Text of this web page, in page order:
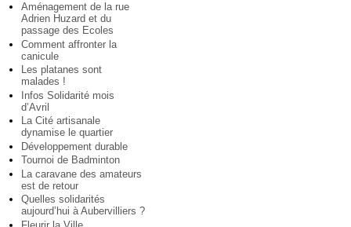
Aménagement de la rue
Adrien Huzard et du
passage des Ecoles
Comment affronter la
canicule
Les platanes sont
malades !
Infos Solidarité mois
d’Avril
La Cité artisanale
dynamise le quartier
Développement durable
Tournoi de Badminton
La caravane des amateurs
est de retour
Quelles solidarités
aujourd’hui à Aubervilliers ?